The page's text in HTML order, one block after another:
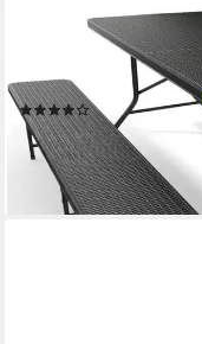
Bierzeltgarnitur
schnell auf und
(10)
89,98 € 109,99 €
-18%
lieferbar - in 4-5 Werktagen